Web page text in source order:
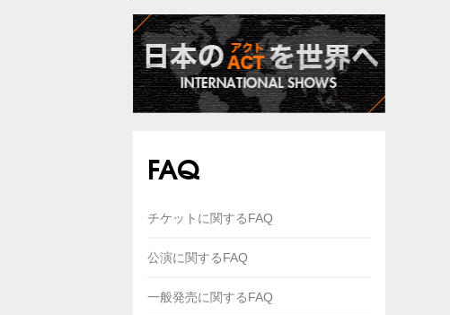
FAQ
チケットに関するFAQ
公演に関するFAQ
一般発売に関するFAQ